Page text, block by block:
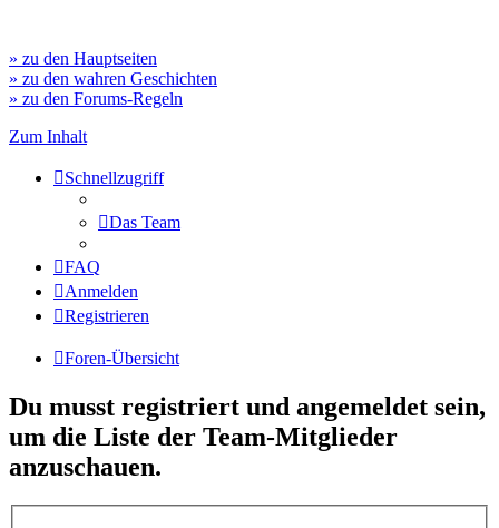
» zu den Hauptseiten
» zu den wahren Geschichten
» zu den Forums-Regeln
Zum Inhalt
Schnellzugriff
Das Team
FAQ
Anmelden
Registrieren
Foren-Übersicht
Du musst registriert und angemeldet sein,
um die Liste der Team-Mitglieder
anzuschauen.